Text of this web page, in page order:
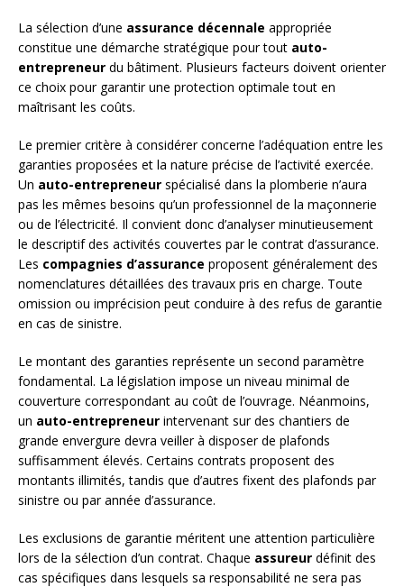
La sélection d’une assurance décennale appropriée
constitue une démarche stratégique pour tout auto-
entrepreneur du bâtiment. Plusieurs facteurs doivent orienter
ce choix pour garantir une protection optimale tout en
maîtrisant les coûts.
Le premier critère à considérer concerne l’adéquation entre les
garanties proposées et la nature précise de l’activité exercée.
Un auto-entrepreneur spécialisé dans la plomberie n’aura
pas les mêmes besoins qu’un professionnel de la maçonnerie
ou de l’électricité. Il convient donc d’analyser minutieusement
le descriptif des activités couvertes par le contrat d’assurance.
Les compagnies d’assurance proposent généralement des
nomenclatures détaillées des travaux pris en charge. Toute
omission ou imprécision peut conduire à des refus de garantie
en cas de sinistre.
Le montant des garanties représente un second paramètre
fondamental. La législation impose un niveau minimal de
couverture correspondant au coût de l’ouvrage. Néanmoins,
un auto-entrepreneur intervenant sur des chantiers de
grande envergure devra veiller à disposer de plafonds
suffisamment élevés. Certains contrats proposent des
montants illimités, tandis que d’autres fixent des plafonds par
sinistre ou par année d’assurance.
Les exclusions de garantie méritent une attention particulière
lors de la sélection d’un contrat. Chaque assureur définit des
cas spécifiques dans lesquels sa responsabilité ne sera pas